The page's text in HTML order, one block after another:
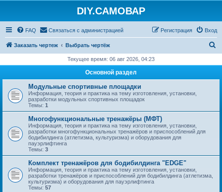
DIY.САМОВАР
FAQ Связаться с администрацией Вход
Регистрация
Заказать чертеж Выбрать чертёж
с
Текущее время: 06 авг 2026, 04:23
Основной раздел
Модульные спортивные площадки
Информация, теория и практика на тему изготовления, установки,
разработки модульных спортивных площадок
Темы: 1
Многофункциональные тренажёры (МФТ)
Информация, теория и практика на тему изготовления, установки,
разработки многофункциональных тренажёров и приспособлений для
бодибилдинга (атлетизма, культуризма) и оборудования для
пауэрлифтинга
Темы: 3
Комплект тренажёров для бодибилдинга "EDGE"
Информация, теория и практика на тему изготовления, установки,
разработки тренажёров и приспособлений для бодибилдинга (атлетизма,
культуризма) и оборудования для пауэрлифтинга
Темы: 57